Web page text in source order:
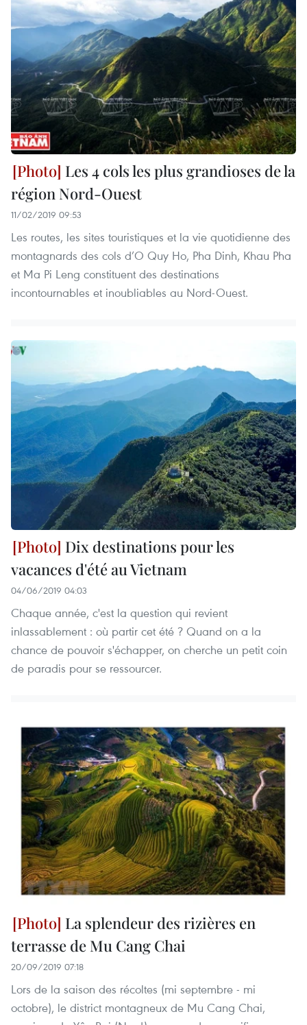
Les 4 cols les plus grandioses de la
région Nord-Ouest
11/02/2019 09:53
Les routes, les sites touristiques et la vie quotidienne des
montagnards des cols d’O Quy Ho, Pha Dinh, Khau Pha
et Ma Pi Leng constituent des destinations
incontournables et inoubliables au Nord-Ouest.
Dix destinations pour les
vacances d'été au Vietnam
04/06/2019 04:03
Chaque année, c'est la question qui revient
inlassablement : où partir cet été ? Quand on a la
chance de pouvoir s'échapper, on cherche un petit coin
de paradis pour se ressourcer.
La splendeur des rizières en
terrasse de Mu Cang Chai
20/09/2019 07:18
Lors de la saison des récoltes (mi septembre - mi
octobre), le district montagneux de Mu Cang Chai,